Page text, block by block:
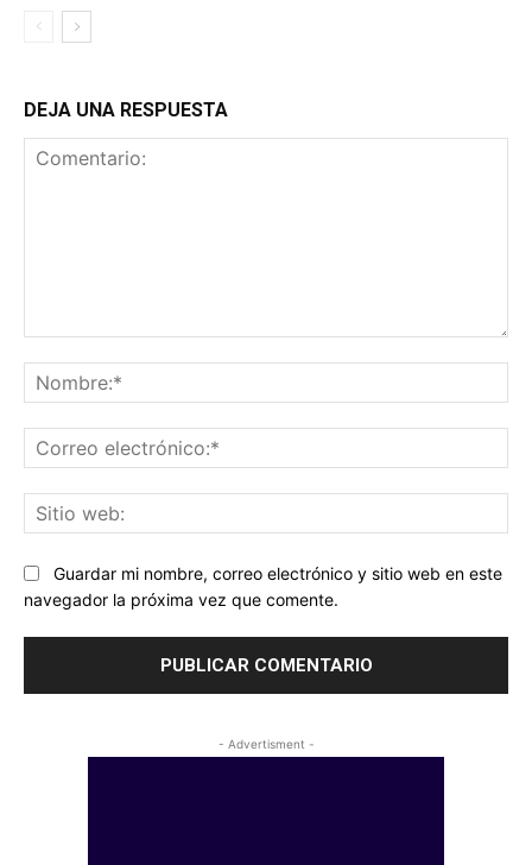
DEJA UNA RESPUESTA
Guardar mi nombre, correo electrónico y sitio web en este
navegador la próxima vez que comente.
- Advertisment -